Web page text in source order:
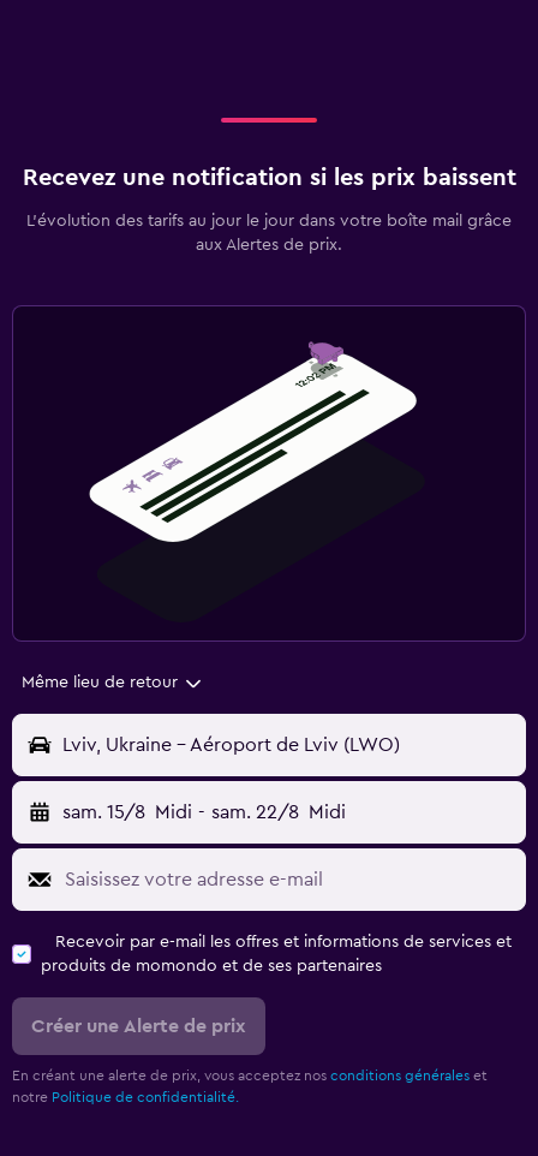
Recevez une notification si les prix baissent
L’évolution des tarifs au jour le jour dans votre boîte mail grâce
aux Alertes de prix.
Même lieu de retour
Lviv, Ukraine - Aéroport de Lviv (LWO)
sam. 15/8 Midi - sam. 22/8 Midi
Recevoir par e-mail les offres et informations de services et
produits de momondo et de ses partenaires
Créer une Alerte de prix
En créant une alerte de prix, vous acceptez nos conditions générales et
notre Politique de confidentialité.